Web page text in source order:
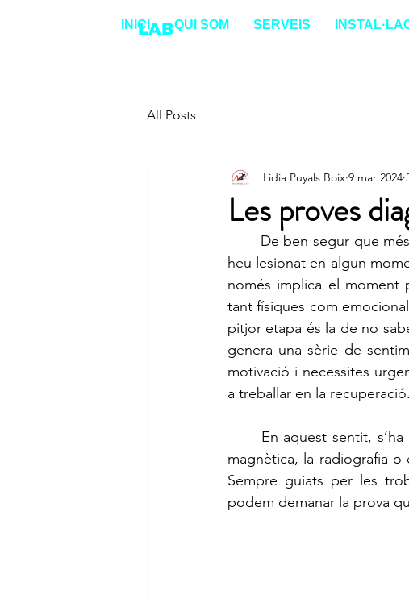
ENDURANCELAB
INICI QUI SOM SERVEIS
All Posts
Les proves
Lidia Puyals Boix 9 mar 2024
De ben segur que
heu lesionat en algun
només implica el moment
tant físiques com
pitjor etapa és la de no
genera una sèrie de
motivació i necessites
a treballar en la recuperació.
magnètica, la radiografia
Sempre guiats per les
podem demanar la prova